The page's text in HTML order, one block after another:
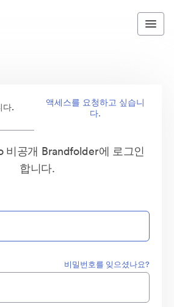
다.
액세스를 요청하고 싶습니
다.
비공개 Brandfolder에 로그인
합니다.
비밀번호를 잊으셨나요?